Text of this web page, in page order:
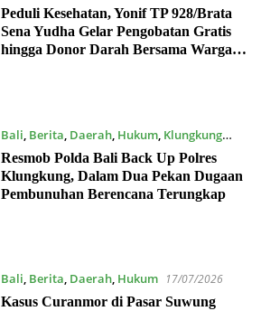
17/07/2026
Peduli Kesehatan, Yonif TP 928/Brata
Sena Yudha Gelar Pengobatan Gratis
hingga Donor Darah Bersama Warga
Bali, Berita, Daerah, Hukum, Klungkung
17/07/2026
Resmob Polda Bali Back Up Polres
Klungkung, Dalam Dua Pekan Dugaan
Pembunuhan Berencana Terungkap
Bali, Berita, Daerah, Hukum
17/07/2026
Kasus Curanmor di Pasar Suwung